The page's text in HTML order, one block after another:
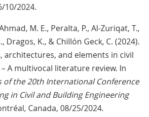
10/2024.
M. E., Peralta, P., Al-Zuriqat, T.,
Dragos, K., & Chillón Geck, C. (2024).
architectures, and elements in civil
A multivocal literature review. In
of the 20th International Conference
in Civil and Building Engineering
Canada, 08/25/2024.